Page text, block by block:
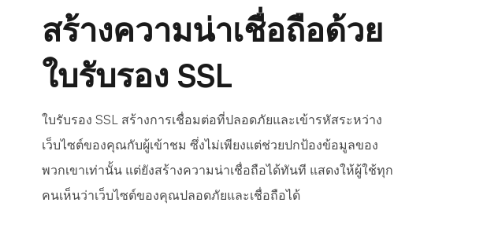
สร้างความน่าเชื่อถือด้วย
ใบรับรอง SSL
ใบรับรอง SSL สร้างการเชื่อมต่อที่ปลอดภัยและเข้ารหัสระหว่าง
เว็บไซต์ของคุณกับผู้เข้าชม ซึ่งไม่เพียงแต่ช่วยปกป้องข้อมูลของ
พวกเขาเท่านั้น แต่ยังสร้างความน่าเชื่อถือได้ทันที แสดงให้ผู้ใช้ทุก
คนเห็นว่าเว็บไซต์ของคุณปลอดภัยและเชื่อถือได้